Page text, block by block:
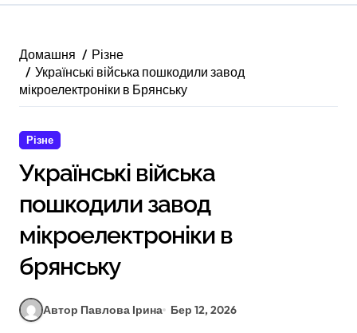
Домашня
Різне
Українські війська пошкодили завод
мікроелектроніки в Брянську
Різне
українські війська
пошкодили завод
мікроелектроніки в
брянську
Автор Павлова Ірина Бер 12, 2026